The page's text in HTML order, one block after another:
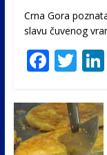
Crna Gora
slavu čuvenog
F
e
b
o
T
itt
er